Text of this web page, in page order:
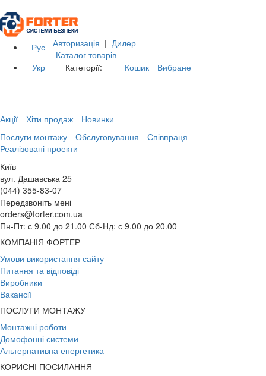
Рус
Укр
Авторизація | Дилер
Каталог товарів
Категорії:
Кошик Вибране
Акції Хіти продаж
Новинки
Послуги монтажу
Обслуговування
Співпраця
Реалізовані проекти
Київ
вул. Дашавська 25
(044) 355-83-07
Передзвоніть мені
orders@forter.com.ua
Пн-Пт: с 9.00 до 21.00 Сб-Нд: с 9.00 до 20.00
КОМПАНІЯ ФОРТЕР
Умови використання сайту
Питання та відповіді
Виробники
Вакансії
ПОСЛУГИ МОНТАЖУ
Монтажні роботи
Домофонні системи
Альтернативна енергетика
КОРИСНІ ПОСИЛАННЯ